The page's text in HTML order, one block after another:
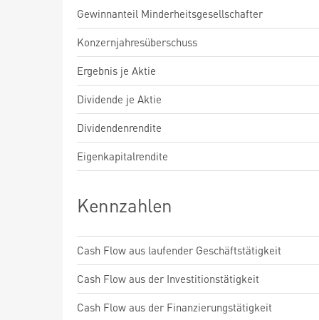
Gewinnanteil Minderheitsgesellschafter
Konzernjahresüberschuss
Ergebnis je Aktie
Dividende je Aktie
Dividendenrendite
Eigenkapitalrendite
Kennzahlen
Cash Flow aus laufender Geschäftstätigkeit
Cash Flow aus der Investitionstätigkeit
Cash Flow aus der Finanzierungstätigkeit